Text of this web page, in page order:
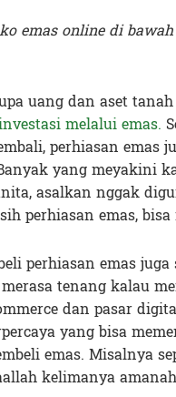
emas online di
uang dan aset
melalui emas.
perhiasan emas
yang meyakini
asalkan nggak
perhiasan emas,
perhiasan emas
tenang kalau
dan pasar
yang bisa
emas. Misalnya
kelimanya